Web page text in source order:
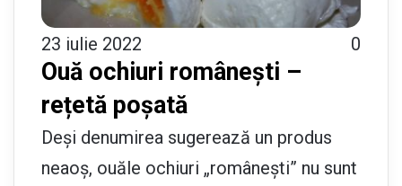
23 iulie 2022 0
Ouă ochiuri românești –
rețetă poșată
Deși denumirea sugerează un produs
neaoș, ouăle ochiuri „românești” nu sunt